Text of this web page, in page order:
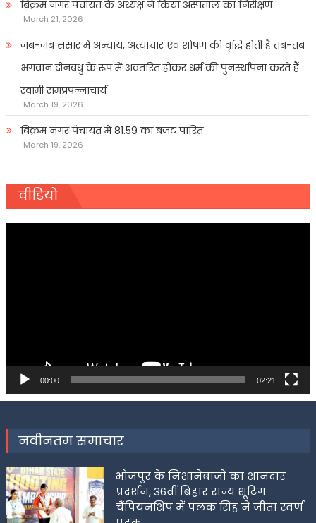
बिक्रम नगर पंचायत के अध्यक्ष ने किया अस्पताल का निरीक्षण
March 21, 2026
जब-जब संसार में अन्याय, अत्याचार एवं शोषण की वृद्धि होती है तब-तब
भगवान दीनबंधु के रूप में अवतरित होकर धर्म की पुनर्स्थापना करते हैं :
स्वामी रामप्रपन्नाचार्य
March 19, 2026
बिक्रम नगर पंचायत में 81.59 का बजट पारित
March 19, 2026
वीडियो
00:00 02:21
नवीनतम समाचार
भोजपुर के निशानेबाजों का शानदार
प्रदर्शन, 36वीं बिहार राज्य शूटिंग
चैंपियनशिप में पलक सिंह ने जीता स्वर्ण